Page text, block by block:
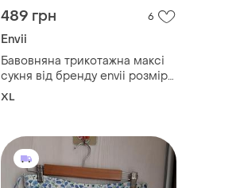
489 грн 6
Envii
Бавовняна трикотажна максі
сукня від бренду envii розмір
xl
XL